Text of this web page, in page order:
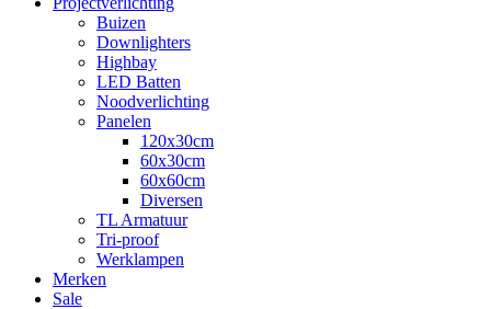
Buizen
Downlighters
Highbay
LED Batten
Noodverlichting
Panelen
120x30cm
60x30cm
60x60cm
Diversen
TL Armatuur
Tri-proof
Werklampen
Merken
Sale